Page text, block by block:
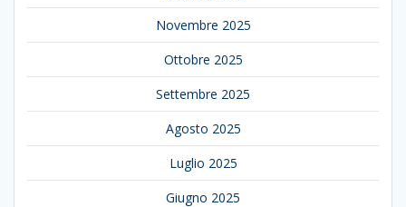
Novembre 2025
Ottobre 2025
Settembre 2025
Agosto 2025
Luglio 2025
Giugno 2025